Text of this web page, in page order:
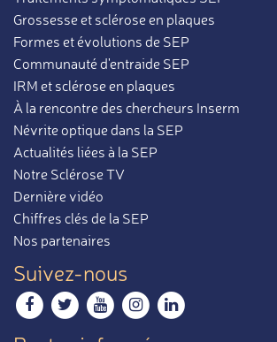
Grossesse et sclérose en plaques
Formes et évolutions de SEP
Communauté d'entraide SEP
IRM et sclérose en plaques
À la rencontre des chercheurs Inserm
Névrite optique dans la SEP
Actualités liées à la SEP
Notre Sclérose TV
Dernière vidéo
Chiffres clés de la SEP
Nos partenaires
Suivez-nous